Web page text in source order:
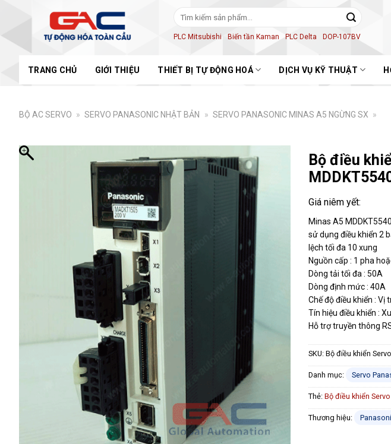
content
PLC Mitsubishi
Biến tần Kaman PLC Delta DOP-107BV
TRANG CHỦ GIỚI THIỆU THIẾT BỊ TỰ ĐỘNG HOÁ DỊCH VỤ KỸ THUẬT
BỘ AC SERVO » SERVO PANASONIC NHẬT BẢN » SERVO PANASONIC MINAS A5 NGỪNG SX »
Bộ điều
Minas A5
sử dụng điều khiển 2
lệch tối đa 10 xung
Nguồn cấp : 1 pha
Dòng tải tối đa : 50A
Dòng định mức : 40A
Chế độ điều khiển : Vị
Tín hiệu điều khiển :
Hỗ trợ truyền thông
SKU: Bộ điều khiển
Danh mục: Servo
Thẻ: Bộ điều khiển
Thương hiệu: